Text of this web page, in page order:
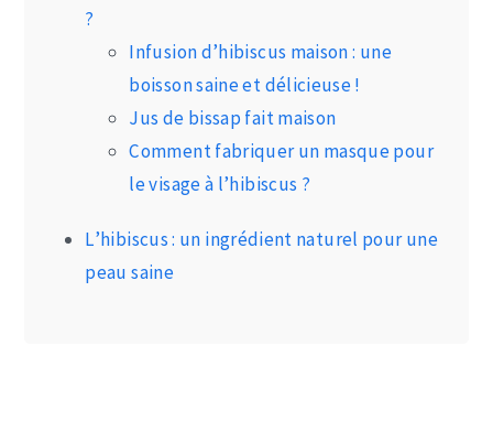
?
Infusion d’hibiscus maison : une
boisson saine et délicieuse !
Jus de bissap fait maison
Comment fabriquer un masque pour
le visage à l’hibiscus ?
L’hibiscus : un ingrédient naturel pour une
peau saine